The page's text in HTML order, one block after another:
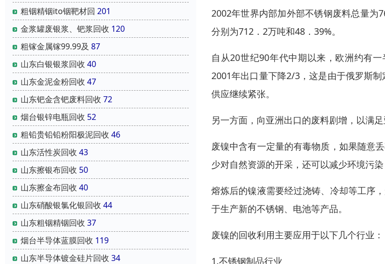
粗铟精铟ito铟靶材回 201
金浆罐废银浆、钯浆回收 120
粗镓金属镓99.99及 87
山东白银银浆回收 40
山东金泥金粉回收 47
山东钯金含钯废料回收 72
烟台银锌电瓶回收 52
粗铅贵铅铅粉阳极泥回收 46
山东活性炭回收 43
山东擦银布回收 50
山东擦金布回收 40
山东硝酸银氯化银回收 44
山东粗铟精铟回收 37
烟台半导体蓝膜回收 119
山东半导体镀金硅片回收 34
2002年世界内部加外部不锈钢废料总量为
分别为712．2万吨和48．39%。
自从20世纪90年代中期以来，欧洲约有
2001年出口量下降2/3，这是由于俄罗斯
供应继续紧张。
另一方面，向亚洲出口的废料剧增，以满
废镍中含有一定量的有毒物质，如果随意
少对自然资源的开采，还可以减少环境污
熔炼后的镍液需要经过浇铸、冷却等工序
于生产新的不锈钢、电池等产品。
废镍的回收利用主要应用于以下几个行业：
1.不锈钢制品行业